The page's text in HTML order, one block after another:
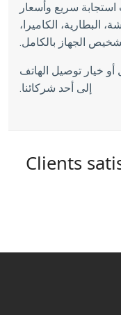
سريع وأسعار
البطارية، الكاميرا،
الجهاز بالكامل.
خيار توصيل الهاتف
إلى أحد شركائنا.
Clients